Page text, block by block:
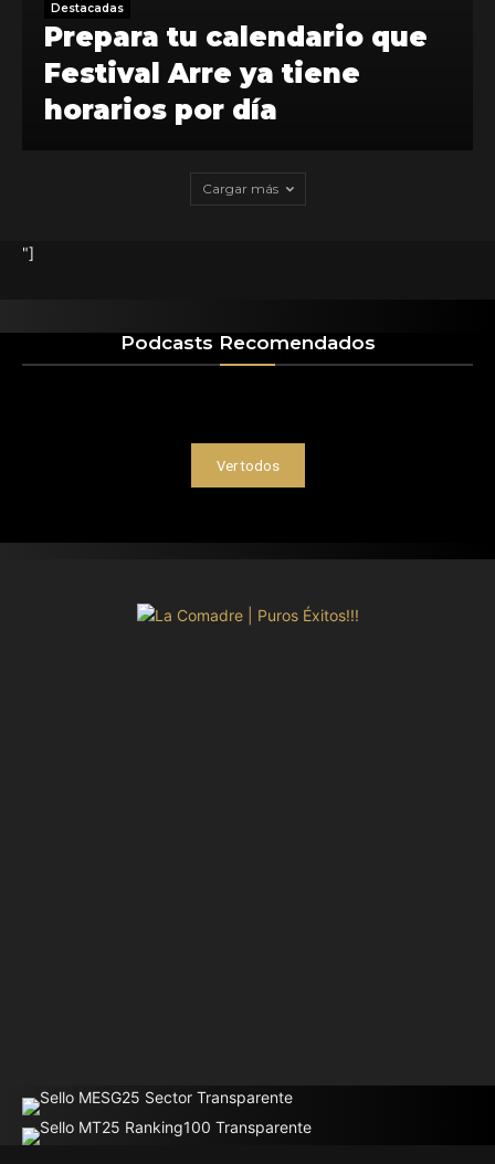
Destacadas
Prepara tu calendario que
Festival Arre ya tiene
horarios por día
Cargar más
"]
Podcasts Recomendados
Ver todos